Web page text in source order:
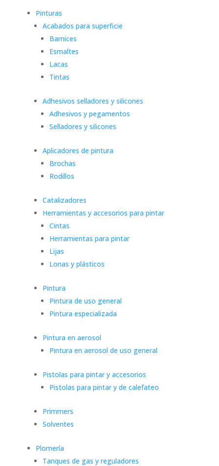
Pinturas
Acabados para superficie
Barnices
Esmaltes
Lacas
Tintas
Adhesivos selladores y silicones
Adhesivos y pegamentos
Selladores y silicones
Aplicadores de pintura
Brochas
Rodillos
Catalizadores
Herramientas y accesorios para pintar
Cintas
Herramientas para pintar
Lijas
Lonas y plásticos
Pintura
Pintura de uso general
Pintura especializada
Pintura en aerosol
Pintura en aerosol de uso general
Pistolas para pintar y accesorios
Pistolas para pintar y de calefateo
Primmers
Solventes
Plomería
Tanques de gas y reguladores